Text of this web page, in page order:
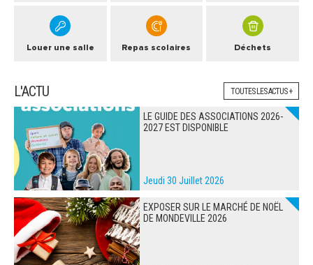
Louer une salle Repas scolaires Déchets
L'ACTU TOUTES LES ACTUS +
LE GUIDE DES ASSOCIATIONS 2026-
2027 EST DISPONIBLE
Jeudi 30 Juillet 2026
EXPOSER SUR LE MARCHÉ DE NOËL
DE MONDEVILLE 2026